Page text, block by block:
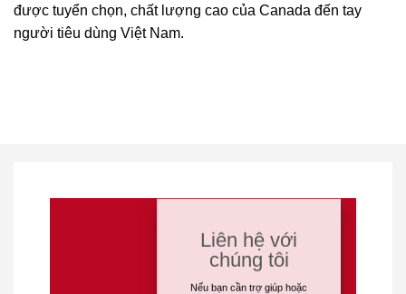
được tuyển chọn, chất lượng cao của Canada đến tay
người tiêu dùng Việt Nam.
Liên hệ với
chúng tôi
Nếu bạn cần trợ giúp hoặc